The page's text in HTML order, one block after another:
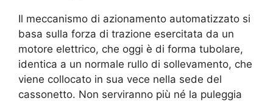
Il meccanismo di azionamento automatizzato si
basa sulla forza di trazione esercitata da un
motore elettrico, che oggi è di forma tubolare,
identica a un normale rullo di sollevamento, che
viene collocato in sua vece nella sede del
cassonetto. Non serviranno più né la puleggia